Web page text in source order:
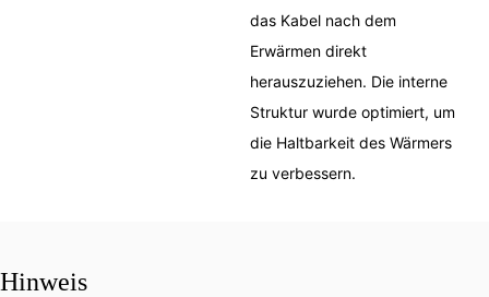
das Kabel nach dem
Erwärmen direkt
herauszuziehen. Die interne
Struktur wurde optimiert, um
die Haltbarkeit des Wärmers
zu verbessern.
Hinweis